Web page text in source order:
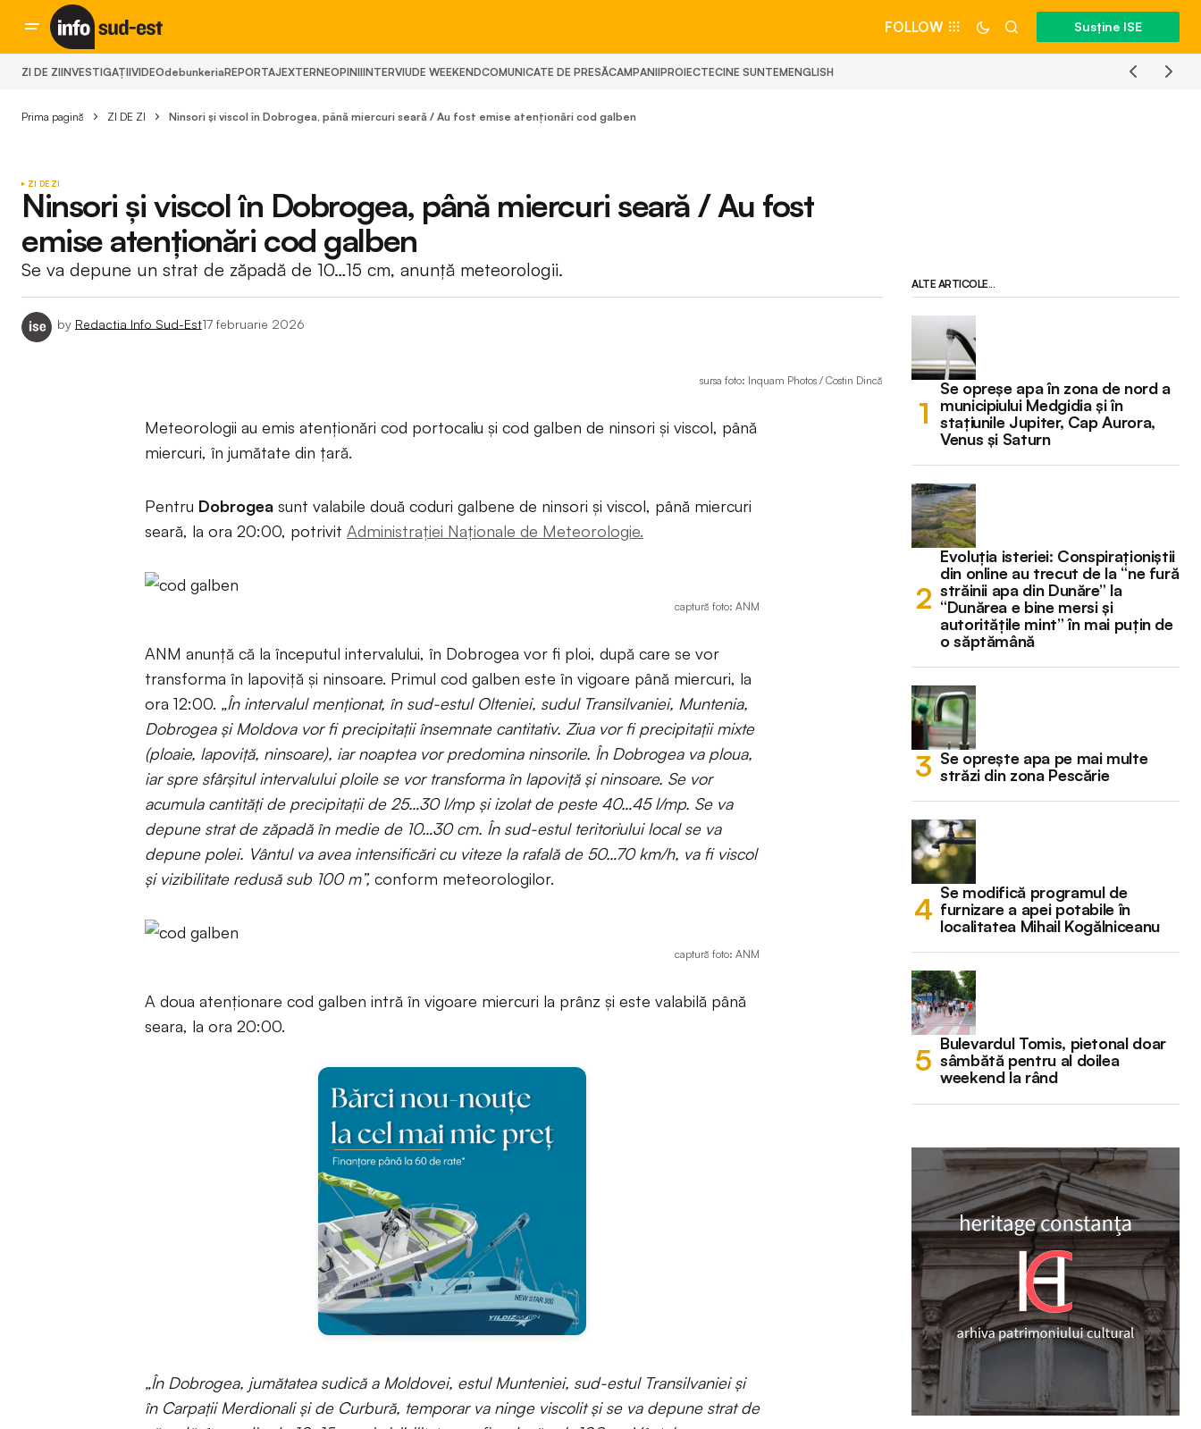
FOLLOW Susține ISE
ZI DE ZIINVESTIGAȚIIVIDEOdebunkeriaREPORTAJEXTERNEOPINIIINTERVIUDE WEEKENDCOMUNICATE DE PRESĂCAMPANIIPROIECTECINE SUNTEMENGLISH
Prima pagină ZI DE ZI Ninsori și viscol în Dobrogea, până miercuri seară / Au fost emise atenționări cod galben
ZI DE ZI
Ninsori și viscol în Dobrogea, până miercuri seară / Au fost
emise atenționări cod galben
Se va depune un strat de zăpadă de 10…15 cm, anunță meteorologii.
by Redactia Info Sud-Est17 februarie 2026
sursa foto: Inquam Photos / Costin Dincă
Meteorologii au emis atenționări cod portocaliu și cod galben de ninsori și viscol, până
miercuri, în jumătate din țară.
Pentru Dobrogea sunt valabile două coduri galbene de ninsori și viscol, până miercuri
seară, la ora 20:00, potrivit Administrației Naționale de Meteorologie.
captură foto: ANM
ANM anunță că la începutul intervalului, în Dobrogea vor fi ploi, după care se vor
transforma în lapoviță și ninsoare. Primul cod galben este în vigoare până miercuri, la
ora 12:00. „În intervalul menționat, în sud-estul Olteniei, sudul Transilvaniei, Muntenia,
Dobrogea și Moldova vor fi precipitații însemnate cantitativ. Ziua vor fi precipitații mixte
(ploaie, lapoviță, ninsoare), iar noaptea vor predomina ninsorile. În Dobrogea va ploua,
iar spre sfârșitul intervalului ploile se vor transforma în lapoviță și ninsoare. Se vor
acumula cantități de precipitații de 25…30 l/mp și izolat de peste 40…45 l/mp. Se va
depune strat de zăpadă în medie de 10…30 cm. În sud-estul teritoriului local se va
depune polei. Vântul va avea intensificări cu viteze la rafală de 50…70 km/h, va fi viscol
și vizibilitate redusă sub 100 m”, conform meteorologilor.
captură foto: ANM
A doua atenționare cod galben intră în vigoare miercuri la prânz și este valabilă până
seara, la ora 20:00.
„În Dobrogea, jumătatea sudică a Moldovei, estul Munteniei, sud-estul Transilvaniei și
în Carpații Merdionali și de Curbură, temporar va ninge viscolit și se va depune strat de
ALTE ARTICOLE...
Se opreșe apa în zona de nord a
municipiului Medgidia și în
stațiunile Jupiter, Cap Aurora,
Venus și Saturn
Evoluția isteriei: Conspiraționiștii
din online au trecut de la “ne fură
străinii apa din Dunăre” la
“Dunărea e bine mersi și
autoritățile mint” în mai puțin de
o săptămână
Se oprește apa pe mai multe
străzi din zona Pescărie
Se modifică programul de
furnizare a apei potabile în
localitatea Mihail Kogălniceanu
Bulevardul Tomis, pietonal doar
sâmbătă pentru al doilea
weekend la rând